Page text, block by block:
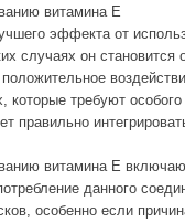
витамина Е
эффекта от
случаях он становится
которые требуют
правильно
витамина Е
данного
особенно если